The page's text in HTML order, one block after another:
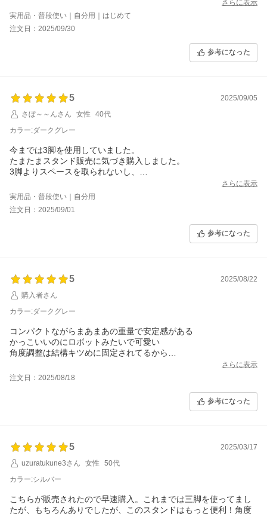
さらに表示
実用品・普段使い｜自分用｜はじめて
注文日：2025/09/30
参考になった
5
2025/09/05
さぼ～～んさん
女性
40代
カラー:ダークグレー
今までは3脚を使用していました。
たまたまスタンド販売に気づき購入しました。
3脚よりスペースを取られないし、
便利で快適です。
さらに表示
実用品・普段使い｜自分用
注文日：2025/09/01
参考になった
5
2025/08/22
購入者さん
カラー:ダークグレー
コンパクトながらまあまあの重量で安定感がある
かっこいいのにロボットみたいで可愛い
角度調整は結構キツめに固定されてるから
これで三脚の不便さが一気に解消♪
さらに表示
注文日：2025/08/18
参考になった
5
2025/03/17
uzuratukune3さん
女性
50代
カラー:シルバー
こちらが販売されたので早速購入。これまでは三脚を使ってまし
たが、もちろんありでしたが、このスタンドはもっと便利！角度